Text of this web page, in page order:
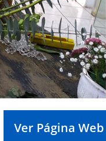
Ver Página Web